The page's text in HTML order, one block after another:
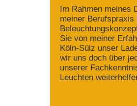
Im Rahmen meines
meiner
Sie von meiner
Köln-Sülz unser
wir uns doch über
unserer
Leuchten